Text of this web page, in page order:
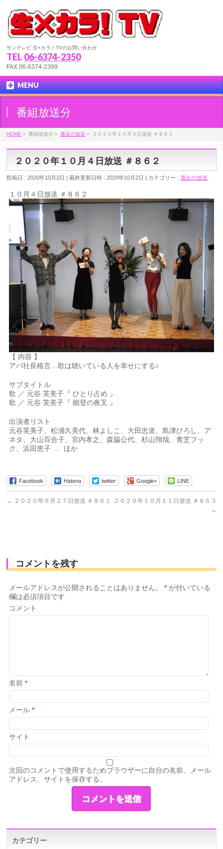
サンテレビ 生×カラ！TVのお問い合わせ
TEL 06-6374-2350
FAX 06-6374-2399
MENU
番組放送分
HOME » 番組放送分 » 過去の放送 » ２０２０年１０月４日放送 ＃８６２
２０２０年１０月４日放送 ＃８６２
投稿日 : 2020年10月2日 最終更新日時 : 2020年10月2日 カテゴリー :過去の放送
１０月４日放送 ＃８６２
【 内容 】
アパ社長格言…歌は聴いている人を幸せにする♪
サブタイトル
歌 ／ 元谷 芙美子『 ひとり占め 』
歌 ／ 元谷 芙美子『 能登の夜叉 』
出演者リスト
元谷芙美子、松浦久美代、林よしこ、大田忠道、島津ひろし、ア
ネタ、大山百合子、宮内孝之、森脇公代、杉山翔哉、青芝フッ
ク、浜田恵子 … ほか
Facebook Hatena twitter Google+ LINE
← ２０２０年９月２７日放送 ＃８６１
２０２０年１０月１１日放送 ＃８６３
→
コメントを残す
メールアドレスが公開されることはありません。 * が付いている
欄は必須項目です
コメント
名前*
メール*
サイト
次回のコメントで使用するためブラウザーに自分の名前、メール
アドレス、サイトを保存する。
カテゴリー